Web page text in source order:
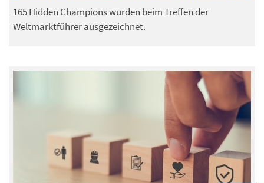
165 Hidden Champions wurden beim Treffen der
Weltmarktführer ausgezeichnet.